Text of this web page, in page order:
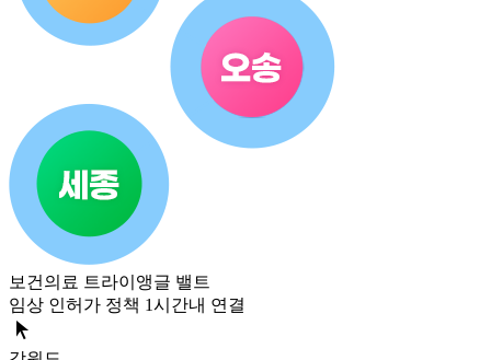
보건의료 트라이앵글 밸트
임상 인허가 정책 1시간내 연결
arrow_selector_tool